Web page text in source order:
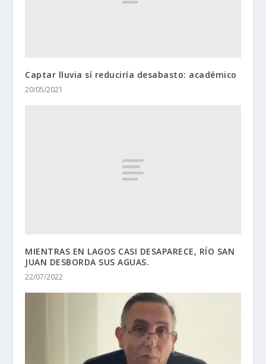
Captar lluvia sí reduciría desabasto: académico
20/05/2021
MIENTRAS EN LAGOS CASI DESAPARECE, RÍO SAN
JUAN DESBORDA SUS AGUAS.
22/07/2022